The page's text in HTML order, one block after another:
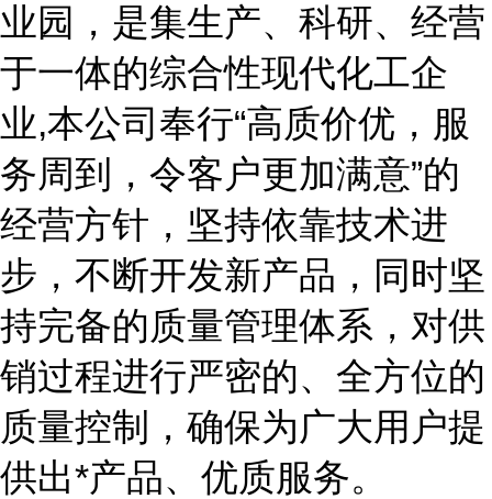
业园，是集生产、科研、经营
于一体的综合性现代化工企
业,本公司奉行“高质价优，服
务周到，令客户更加满意”的
经营方针，坚持依靠技术进
步，不断开发新产品，同时坚
持完备的质量管理体系，对供
销过程进行严密的、全方位的
质量控制，确保为广大用户提
供出*产品、优质服务。